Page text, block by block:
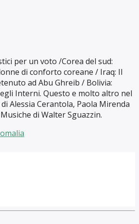
per un voto /Corea del sud:
di conforto coreane / Iraq: Il
ad Abu Ghreib / Bolivia:
Interni. Questo e molto altro nel
Alessia Cerantola, Paola Mirenda
di Walter Sguazzin.